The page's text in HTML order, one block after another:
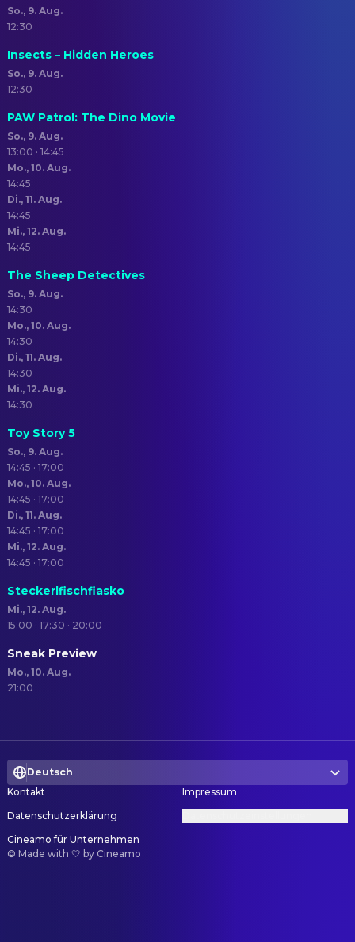
So., 9. Aug.
12:30
Insects – Hidden Heroes
So., 9. Aug.
12:30
PAW Patrol: The Dino Movie
So., 9. Aug.
13:00 · 14:45
Mo., 10. Aug.
14:45
Di., 11. Aug.
14:45
Mi., 12. Aug.
14:45
The Sheep Detectives
So., 9. Aug.
14:30
Mo., 10. Aug.
14:30
Di., 11. Aug.
14:30
Mi., 12. Aug.
14:30
Toy Story 5
So., 9. Aug.
14:45 · 17:00
Mo., 10. Aug.
14:45 · 17:00
Di., 11. Aug.
14:45 · 17:00
Mi., 12. Aug.
14:45 · 17:00
Steckerlfischfiasko
Mi., 12. Aug.
15:00 · 17:30 · 20:00
Sneak Preview
Mo., 10. Aug.
21:00
Deutsch
Kontakt
Impressum
Datenschutzerklärung
Cineamo für Unternehmen
© Made with 🤍 by Cineamo